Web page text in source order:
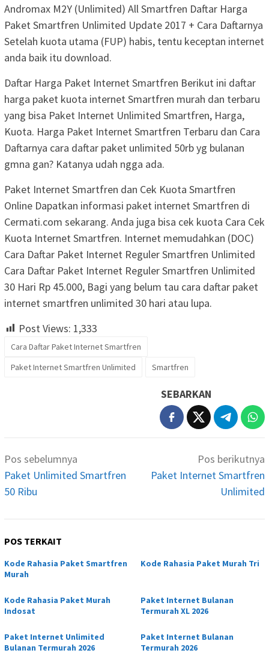
Andromax M2Y (Unlimited) All Smartfren Daftar Harga
Paket Smartfren Unlimited Update 2017 + Cara Daftarnya
Setelah kuota utama (FUP) habis, tentu keceptan internet
anda baik itu download.
Daftar Harga Paket Internet Smartfren Berikut ini daftar
harga paket kuota internet Smartfren murah dan terbaru
yang bisa Paket Internet Unlimited Smartfren, Harga,
Kuota. Harga Paket Internet Smartfren Terbaru dan Cara
Daftarnya cara daftar paket unlimited 50rb yg bulanan
gmna gan? Katanya udah ngga ada.
Paket Internet Smartfren dan Cek Kuota Smartfren
Online Dapatkan informasi paket internet Smartfren di
Cermati.com sekarang. Anda juga bisa cek kuota Cara Cek
Kuota Internet Smartfren. Internet memudahkan (DOC)
Cara Daftar Paket Internet Reguler Smartfren Unlimited
Cara Daftar Paket Internet Reguler Smartfren Unlimited
30 Hari Rp 45.000, Bagi yang belum tau cara daftar paket
internet smartfren unlimited 30 hari atau lupa.
Post Views: 1,333
Cara Daftar Paket Internet Smartfren
Paket Internet Smartfren Unlimited
Smartfren
SEBARKAN
Navigasi
pos
Pos sebelumnya
Paket Unlimited Smartfren
50 Ribu
Pos berikutnya
Paket Internet Smartfren
Unlimited
POS TERKAIT
Kode Rahasia Paket Smartfren
Murah
Kode Rahasia Paket Murah Tri
Kode Rahasia Paket Murah
Indosat
Paket Internet Bulanan
Termurah XL 2026
Paket Internet Unlimited
Bulanan Termurah 2026
Paket Internet Bulanan
Termurah 2026